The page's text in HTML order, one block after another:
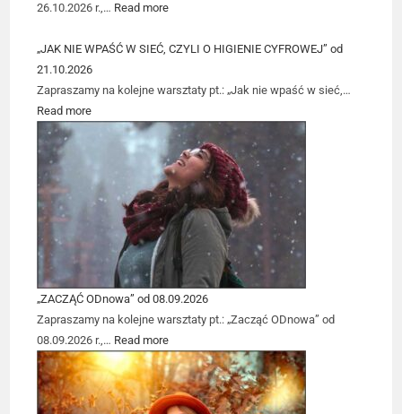
26.10.2026 r.,… Read more
„JAK NIE WPAŚĆ W SIEĆ, CZYLI O HIGIENIE CYFROWEJ” od
21.10.2026
Zapraszamy na kolejne warsztaty pt.: „Jak nie wpaść w sieć,…
Read more
„ZACZĄĆ ODnowa” od 08.09.2026
Zapraszamy na kolejne warsztaty pt.: „Zacząć ODnowa” od
08.09.2026 r.,… Read more